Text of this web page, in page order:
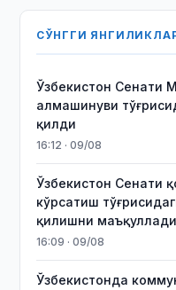
СЎНГГИ
Ўзбекистон Сенати
алмашинуви
қилди
16:12 · 09/08
Ўзбекистон Сенати
кўрсатиш
қилишни маъқуллади
16:09 · 09/08
Ўзбекистонда